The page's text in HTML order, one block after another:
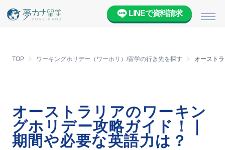
メ
LINEで資料請求
TOP ワーキングホリデー（ワーホリ）/留学の行き先を探す オースト
オーストラリアのワーキン
グホリデー攻略ガイド！｜
期間や必要な英語力は？